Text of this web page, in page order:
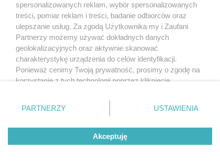
spersonalizowanych reklam, wybór spersonalizowanych
treści, pomiar reklam i treści, badanie odbiorców oraz
ulepszanie usług. Za zgodą Użytkownika my i Zaufani
Partnerzy możemy używać dokładnych danych
geolokalizacyjnych oraz aktywnie skanować
charakterystykę urządzenia do celów identyfikacji.
Ponieważ cenimy Twoją prywatność, prosimy o zgodę na
korzystanie z tych technologii poprzez kliknięcie
zmienić/wycofać klikając przycisk ustawień prywatności
znajdujący się w lewym dolnym rogu strony
rodzaje przetwarzania danych nie wymagają zgody
użytkownika, ale masz prawo sprzeciwić się takiemu
przetwarzaniu. Preferencje będą miały zastosowanie tylko
PARTNERZY USTAWIENIA
Akceptuję